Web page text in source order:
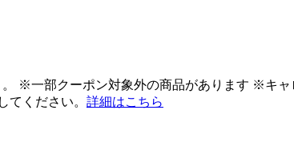
※一部クーポン対象外の商品があります ※キ
てください。 詳細はこちら